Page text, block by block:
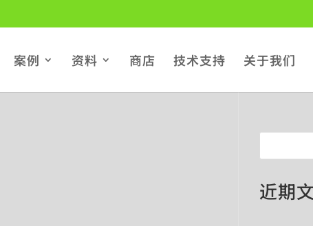
案例 资料 商店 技术支持 关于我们
近期